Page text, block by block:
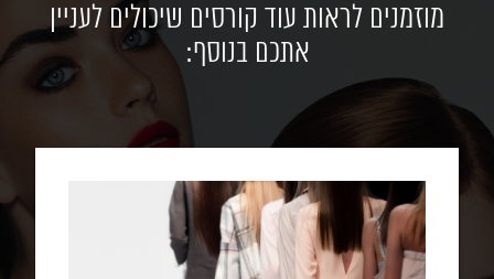
מוזמנים לראות עוד קורסים שיכולים לעניין
אתכם בנוסף: